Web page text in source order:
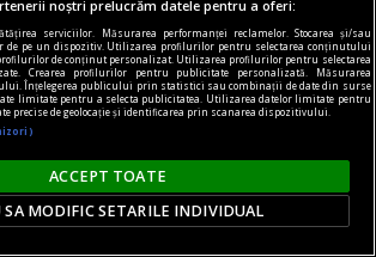
un mare ajutor în repetate
urban este o necesitate. De
cazul celor care stau în mediul
este un mijloc de transport
oscilațiile economiei afectează
noștri prelucrăm datele pentru a oferi:
serviciilor. Măsurarea performanței reclamelor. Stocarea și/sau
de pe un dispozitiv. Utilizarea profilurilor pentru selectarea conținutului
de conținut personalizat. Utilizarea profilurilor pentru selectarea
Crearea profilurilor pentru publicitate personalizată. Măsurarea
Înțelegerea publicului prin statistici sau combinații de date din surse
limitate pentru a selecta publicitatea. Utilizarea datelor limitate pentru
precise de geolocație și identificarea prin scanarea dispozitivului.
ACCEPT TOATE
SA MODIFIC SETARILE INDIVIDUAL